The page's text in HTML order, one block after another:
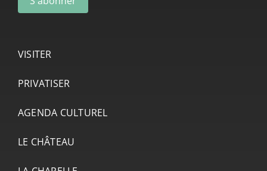
VISITER
PRIVATISER
AGENDA CULTUREL
LE CHÂTEAU